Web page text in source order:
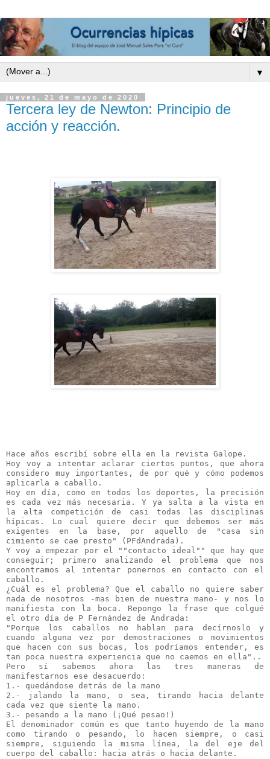
▼
jueves, 21 de mayo de 2020
Tercera ley de Newton: Principio de
acción y reacción.
Hace años escribí sobre ella en la revista Galope.
Hoy voy a intentar aclarar ciertos puntos, que ahora
considero muy importantes, de por qué y cómo podemos
aplicarla a caballo.
Hoy en día, como en todos los deportes, la precisión
es cada vez más necesaria. Y ya salta a la vista en
la alta competición de casi todas las disciplinas
hípicas. Lo cual quiere decir que debemos ser más
exigentes en la base, por aquello de "casa sin
cimiento se cae presto" (PFdAndrada).
Y voy a empezar por el ""contacto ideal"" que hay que
conseguir; primero analizando el problema que nos
encontramos al intentar ponernos en contacto con el
caballo.
¿Cuál es el problema? Que el caballo no quiere saber
nada de nosotros -mas bien de nuestra mano- y nos lo
manifiesta con la boca. Repongo la frase que colgué
el otro día de P Fernández de Andrada:
"Porque los caballos no hablan para decírnoslo y
cuando alguna vez por demostraciones o movimientos
que hacen con sus bocas, los podríamos entender, es
tan poca nuestra experiencia que no caemos en ella"..
Pero sí sabemos ahora las tres maneras de
manifestarnos ese desacuerdo:
1.- quedándose detrás de la mano
2.- jalando la mano, o sea, tirando hacia delante
cada vez que siente la mano.
3.- pesando a la mano (¡Qué pesao!)
El denominador común es que tanto huyendo de la mano
como tirando o pesando, lo hacen siempre, o casi
siempre, siguiendo la misma línea, la del eje del
cuerpo del caballo: hacia atrás o hacia delante.